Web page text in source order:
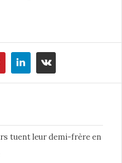
tuent leur demi-frère en